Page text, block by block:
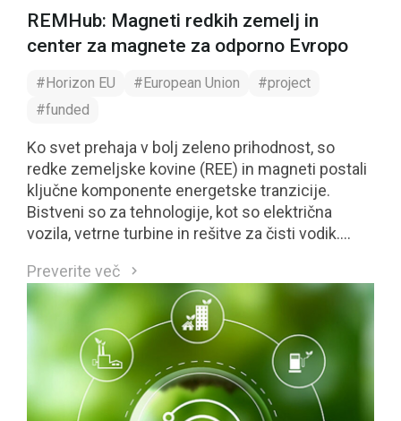
REMHub: Magneti redkih zemelj in
center za magnete za odporno Evropo
#Horizon EU #European Union
#project
#funded
Ko svet prehaja v bolj zeleno prihodnost, so
redke zemeljske kovine (REE) in magneti postali
ključne komponente energetske tranzicije.
Bistveni so za tehnologije, kot so električna
vozila, vetrne turbine in rešitve za čisti vodik.
REE nujno potrebna lokalna strokovnost in
inovacije. S trenutnimi stopnjami recikliranja REE
pod 5% vidimo pomembno priložnost za rast in
razvoj na tem področju.
Preverite več